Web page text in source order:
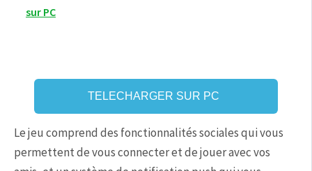
sur PC
TELECHARGER SUR PC
Le jeu comprend des fonctionnalités sociales qui vous
permettent de vous connecter et de jouer avec vos